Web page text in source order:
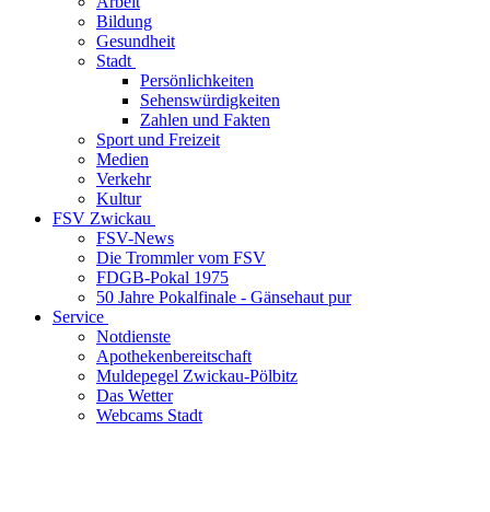
Bildung
Gesundheit
Stadt
Persönlichkeiten
Sehenswürdigkeiten
Zahlen und Fakten
Sport und Freizeit
Medien
Verkehr
Kultur
FSV Zwickau
FSV-News
Die Trommler vom FSV
FDGB-Pokal 1975
50 Jahre Pokalfinale - Gänsehaut pur
Service
Notdienste
Apothekenbereitschaft
Muldepegel Zwickau-Pölbitz
Das Wetter
Webcams Stadt